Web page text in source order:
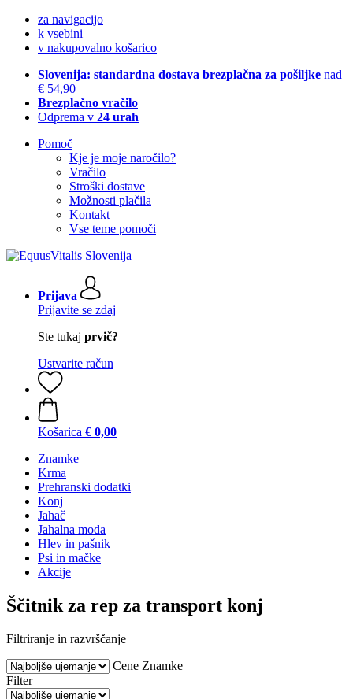
za navigacijo
k vsebini
v nakupovalno košarico
Slovenija: standardna dostava brezplačna za pošiljke nad
€ 54,90
Brezplačno vračilo
Odprema v 24 urah
Pomoč
Kje je moje naročilo?
Vračilo
Stroški dostave
Možnosti plačila
Kontakt
Vse teme pomoči
Prijava
Prijavite se zdaj
Ste tukaj prvič?
Ustvarite račun
Košarica € 0,00
Znamke
Krma
Prehranski dodatki
Konj
Jahač
Jahalna moda
Hlev in pašnik
Psi in mačke
Akcije
Ščitnik za rep za transport konj
Filtriranje in razvrščanje
Cene Znamke
Filter